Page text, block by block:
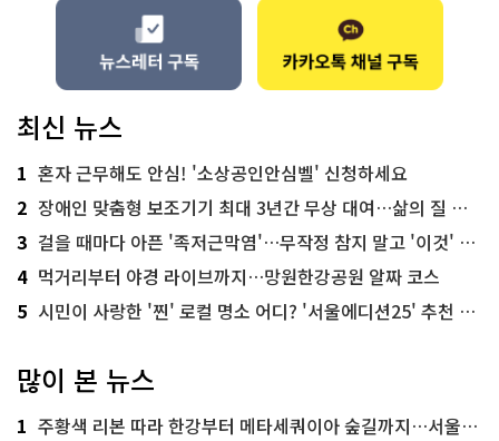
최신 뉴스
1 혼자 근무해도 안심! '소상공인안심벨' 신청하세요
2 장애인 맞춤형 보조기기 최대 3년간 무상 대여…삶의 질 높인다
3 걸을 때마다 아픈 '족저근막염'…무작정 참지 말고 '이것' 해보세요!
4 먹거리부터 야경 라이브까지…망원한강공원 알짜 코스
5 시민이 사랑한 '찐' 로컬 명소 어디? '서울에디션25' 추천 코스
많이 본 뉴스
1 주황색 리본 따라 한강부터 메타세쿼이아 숲길까지…서울둘레길 15코스